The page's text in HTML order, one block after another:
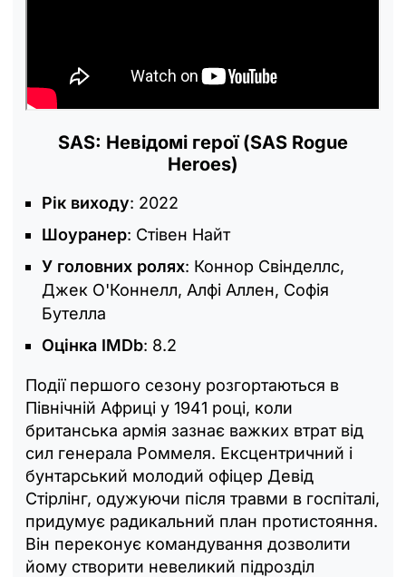
SAS: Невідомі герої (SAS Rogue
Heroes)
Рік виходу: 2022
Шоуранер: Стівен Найт
У головних ролях: Коннор Свінделлс,
Джек О'Коннелл, Алфі Аллен, Софія
Бутелла
Оцінка IMDb: 8.2
Події першого сезону розгортаються в
Північній Африці у 1941 році, коли
британська армія зазнає важких втрат від
сил генерала Роммеля. Ексцентричний і
бунтарський молодий офіцер Девід
Стірлінг, одужуючи після травми в госпіталі,
придумує радикальний план протистояння.
Він переконує командування дозволити
йому створити невеликий підрозділ